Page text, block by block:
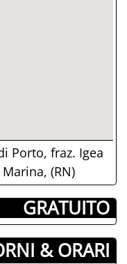
Porto, fraz. Igea
(RN)
­ GRATUITO
& ORARI